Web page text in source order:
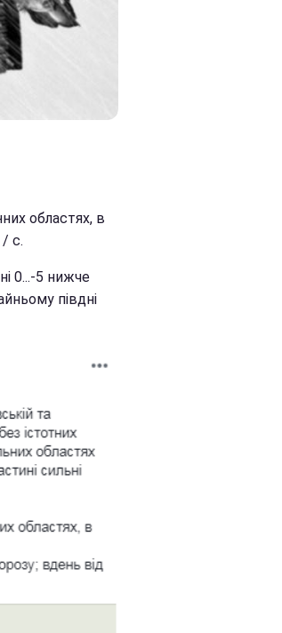
областях, в
с.
0...-5 нижче
півдні